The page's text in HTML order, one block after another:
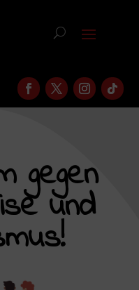
gegen
und